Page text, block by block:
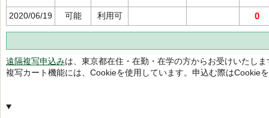
2020/06/19 可能 利用可 0
遠隔複写申込みは、東京都在住・在勤・在学の方からお受けいたしま
複写カート機能には、Cookieを使用しています。申込む際はCookie